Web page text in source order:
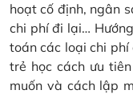
hoạt cố định, ngân
chi phí đi lại…
toán các loại chi
trẻ học cách ưu
muốn và cách lập